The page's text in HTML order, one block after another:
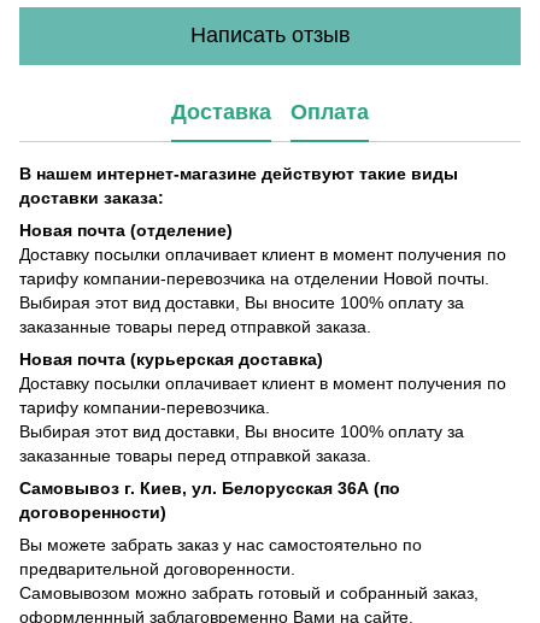
Написать отзыв
Доставка Оплата
В нашем интернет-магазине действуют такие виды
доставки заказа:
Новая почта (отделение)
Доставку посылки оплачивает клиент в момент получения по
тарифу компании-перевозчика на отделении Новой почты.
Выбирая этот вид доставки, Вы вносите 100% оплату за
заказанные товары перед отправкой заказа.
Новая почта (курьерская доставка)
Доставку посылки оплачивает клиент в момент получения по
тарифу компании-перевозчика.
Выбирая этот вид доставки, Вы вносите 100% оплату за
заказанные товары перед отправкой заказа.
Самовывоз г. Киев, ул. Белорусская 36А (по
договоренности)
Вы можете забрать заказ у нас самостоятельно по
предварительной договоренности.
Самовывозом можно забрать готовый и собранный заказ,
оформленнный заблаговременно Вами на сайте.